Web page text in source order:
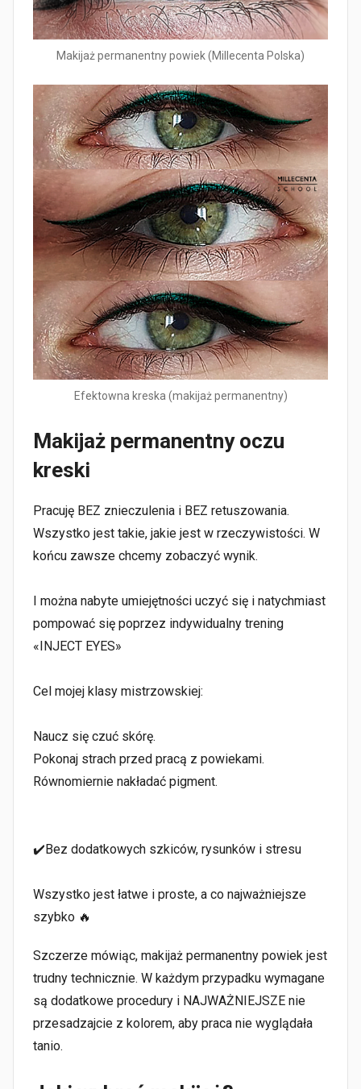
Makijaż permanentny powiek (Millecenta Polska)
Efektowna kreska (makijaż permanentny)
Makijaż permanentny oczu
kreski
Pracuję BEZ znieczulenia i BEZ retuszowania.
Wszystko jest takie, jakie jest w rzeczywistości. W
końcu zawsze chcemy zobaczyć wynik.
I można nabyte umiejętności uczyć się i natychmiast
pompować się poprzez indywidualny trening
«INJECT EYES»
Cel mojej klasy mistrzowskiej:
Naucz się czuć skórę.
Pokonaj strach przed pracą z powiekami.
Równomiernie nakładać pigment.
✔️Bez dodatkowych szkiców, rysunków i stresu
Wszystko jest łatwe i proste, a co najważniejsze
szybko 🔥
Szczerze mówiąc, makijaż permanentny powiek jest
trudny technicznie. W każdym przypadku wymagane
są dodatkowe procedury i NAJWAŻNIEJSZE nie
przesadzajcie z kolorem, aby praca nie wyglądała
tanio.